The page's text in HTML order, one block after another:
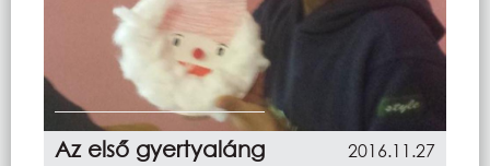
Az első gyertyaláng 2016.11.27